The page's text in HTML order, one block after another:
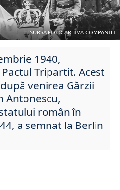
SURSA FOTO ARHIVA COMPANIEI
1940,
Tripartit. Acest
venirea Gărzii
Antonescu,
român în
a semnat la Berlin